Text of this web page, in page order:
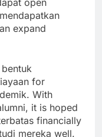
open
expand
for
With
it is hoped
financially
mereka well.